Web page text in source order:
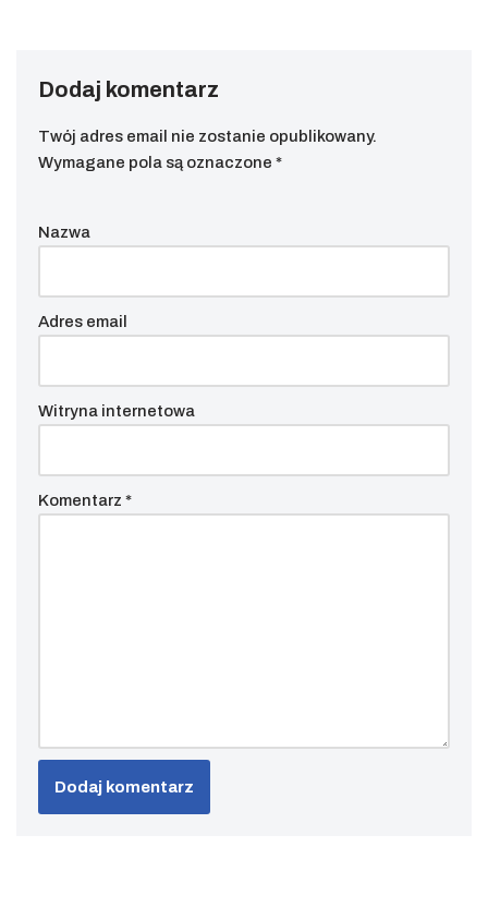
Dodaj komentarz
Twój adres email nie zostanie opublikowany.
Wymagane pola są oznaczone *
Nazwa
Adres email
Witryna internetowa
Komentarz *